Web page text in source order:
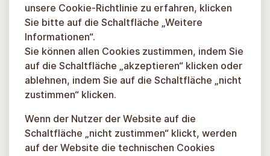
unsere Cookie-Richtlinie zu erfahren, klicken
Sie bitte auf die Schaltfläche „Weitere
Informationen“.
Sie können allen Cookies zustimmen, indem Sie
auf die Schaltfläche „akzeptieren“ klicken oder
ablehnen, indem Sie auf die Schaltfläche „nicht
zustimmen“ klicken.
Wenn der Nutzer der Website auf die
Schaltfläche „nicht zustimmen“ klickt, werden
auf der Website die technischen Cookies